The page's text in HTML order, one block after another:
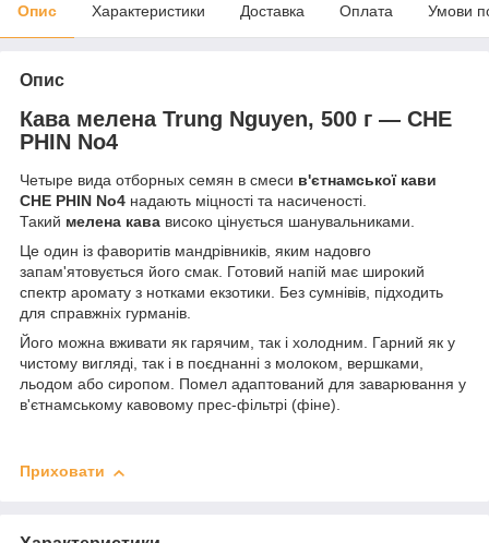
Опис Характеристики Доставка Оплата Умови
Опис
Кава мелена Trung Nguyen, 500 г — CHE
PHIN No4
Четыре вида отборных семян в смеси в'єтнамської кави
CHE PHIN No4 надають міцності та насиченості.
Такий мелена кава високо цінується шанувальниками.
Це один із фаворитів мандрівників, яким надовго
запам'ятовується його смак. Готовий напій має широкий
спектр аромату з нотками екзотики. Без сумнівів, підходить
для справжніх гурманів.
Його можна вживати як гарячим, так і холодним. Гарний як у
чистому вигляді, так і в поєднанні з молоком, вершками,
льодом або сиропом. Помел адаптований для заварювання у
в'єтнамському кавовому прес-фільтрі (фіне).
Приховати